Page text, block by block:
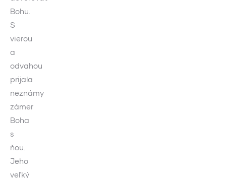
Bohu.
S
vierou
a
odvahou
prijala
neznámy
zámer
Boha
s
ňou.
Jeho
veľký